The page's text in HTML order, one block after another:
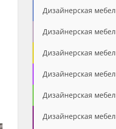
Дизайнерская
Дизайнерская
Дизайнерская
Дизайнерская
Дизайнерская
Дизайнерская